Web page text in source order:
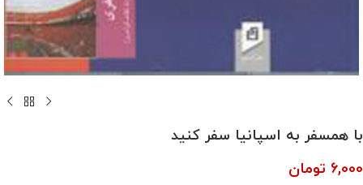
با همسفر به اسپانیا سفر کنید
6,000 تومان